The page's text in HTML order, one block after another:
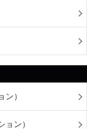
ン）
ョン）